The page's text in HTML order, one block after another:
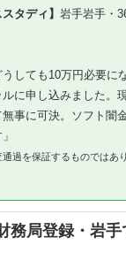
タディ】 岩手岩手・
うしても10万円必要に
に申し込みました。
事に可決。ソフト闇
過を保証するものではあ
務局登録・岩手